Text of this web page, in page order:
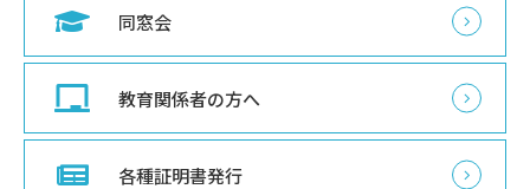
同窓会
教育関係者の方へ
各種証明書発行